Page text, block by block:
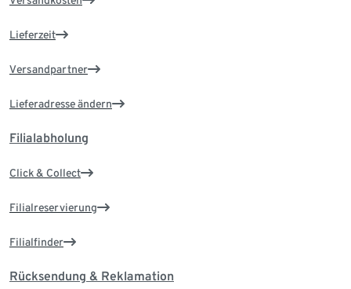
Lieferzeit
Versandpartner
Lieferadresse ändern
Filialabholung
Click & Collect
Filialreservierung
Filialfinder
Rücksendung & Reklamation